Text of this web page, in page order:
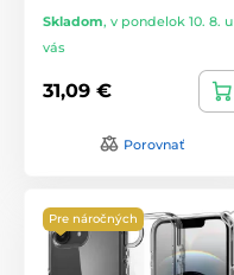
Skladom, v pondelok 10. 8. u
vás
31,09 €
Porovnať
Pre náročných